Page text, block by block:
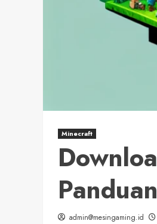
Minecraft
admin@mesingaming.id